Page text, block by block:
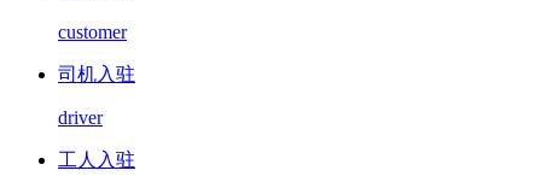
customer
司机入驻
driver
工人入驻